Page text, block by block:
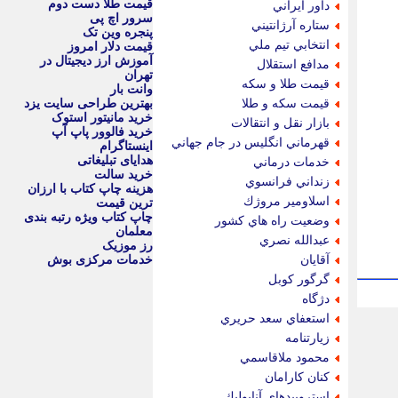
داور ايراني
ستاره آرژانتيني
انتخابي تيم ملي
مدافع استقلال
قيمت طلا و سكه
قيمت سكه و طلا
بازار نقل و انتقالات
قهرماني انگليس در جام جهاني
خدمات درماني
زنداني فرانسوي
اسلاومير مروژك
وضعيت راه هاي كشور
عبدالله نصري
آقايان
گرگور كوبل
دژگاه
استعفاي سعد حريري
زيارتنامه
محمود ملاقاسمي
كنان كارامان
قیمت طلا دست دوم
سرور اچ پی
پنجره وین تک
قیمت دلار امروز
آموزش ارز دیجیتال در
تهران
وانت بار
بهترین طراحی سایت یزد
خرید مانیتور استوک
خرید فالوور پاپ آپ
اینستاگرام
هدایای تبلیغاتی
خرید سالت
هزینه چاپ کتاب با ارزان
ترین قیمت
چاپ کتاب ویژه رتبه بندی
معلمان
رز موزیک
خدمات مرکزی بوش